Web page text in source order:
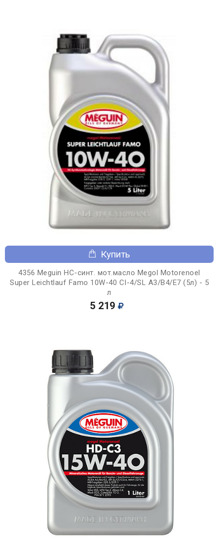
Купить
4356 Meguin НС-синт. мот.масло Megol Motorenoel
Super Leichtlauf Famo 10W-40 CI-4/SL A3/B4/E7 (5л) - 5
л
5 219